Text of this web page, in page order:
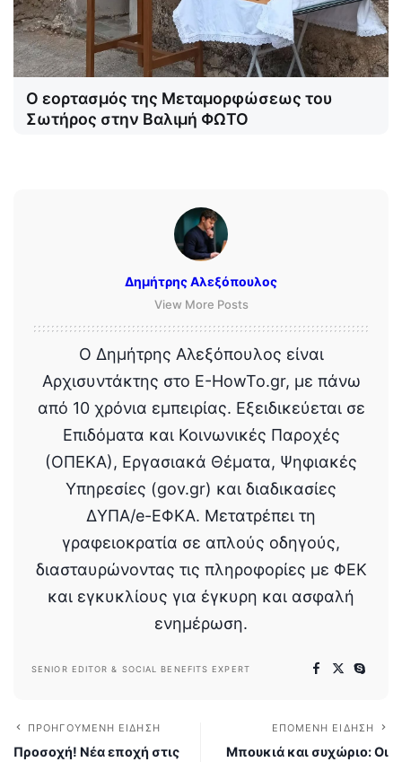
Ο εορτασμός της Μεταμορφώσεως του
Σωτήρος στην Βαλιμή ΦΩΤΟ
Δημήτρης Αλεξόπουλος
View More Posts
Ο Δημήτρης Αλεξόπουλος είναι
Αρχισυντάκτης στο E-HowTo.gr, με πάνω
από 10 χρόνια εμπειρίας. Εξειδικεύεται σε
Επιδόματα και Κοινωνικές Παροχές
(ΟΠΕΚΑ), Εργασιακά Θέματα, Ψηφιακές
Υπηρεσίες (gov.gr) και διαδικασίες
ΔΥΠΑ/e-ΕΦΚΑ. Μετατρέπει τη
γραφειοκρατία σε απλούς οδηγούς,
διασταυρώνοντας τις πληροφορίες με ΦΕΚ
και εγκυκλίους για έγκυρη και ασφαλή
ενημέρωση.
SENIOR EDITOR & SOCIAL BENEFITS EXPERT
ΠΡΟΗΓΟΎΜΕΝΗ ΕΊΔΗΣΗ
Προσοχή! Νέα εποχή στις
ΕΠΌΜΕΝΗ ΕΊΔΗΣΗ
Μπουκιά και συχώριο: Οι